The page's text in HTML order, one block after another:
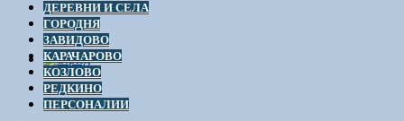
ДЕРЕВНИ И СЕЛА
ГОРОДНЯ
ЗАВИДОВО
КАРАЧАРОВО
КОЗЛОВО
РЕДКИНО
ПЕРСОНАЛИИ